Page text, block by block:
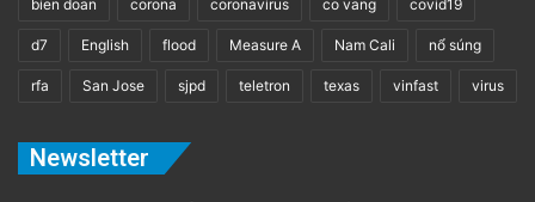
bien doan corona coronavirus co vang covid19
d7 English flood Measure A Nam Cali nổ súng
rfa San Jose sjpd teletron texas vinfast virus
Newsletter